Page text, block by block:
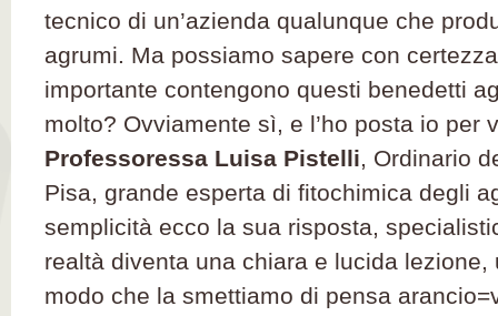
tecnico di un’azienda qualunque che
agrumi. Ma possiamo sapere con
importante contengono questi benedetti
molto? Ovviamente sì, e l’ho posta io per
Professoressa Luisa Pistelli, Ordinario
Pisa, grande esperta di fitochimica degli
semplicità ecco la sua risposta,
realtà diventa una chiara e lucida lezione,
modo che la smettiamo di pensa